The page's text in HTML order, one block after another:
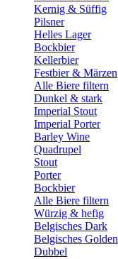
Kernig & Süffig
Pilsner
Helles Lager
Bockbier
Kellerbier
Festbier & Märzen
Alle Biere filtern
Dunkel & stark
Imperial Stout
Imperial Porter
Barley Wine
Quadrupel
Stout
Porter
Bockbier
Alle Biere filtern
Würzig & hefig
Belgisches Dark
Belgisches Golden
Dubbel